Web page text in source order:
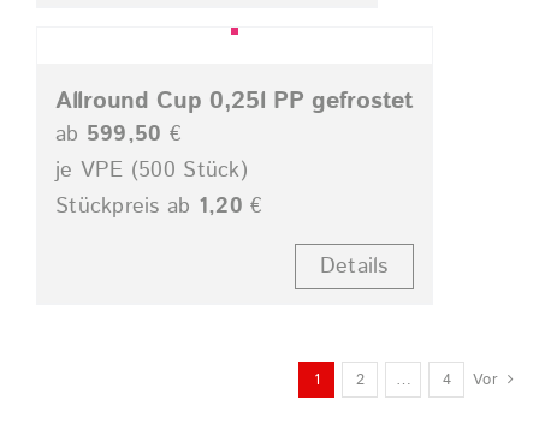
Allround Cup 0,25l PP gefrostet
ab 599,50 €
je VPE (500 Stück)
Stückpreis ab 1,20 €
Details
1 2 … 4 Vor